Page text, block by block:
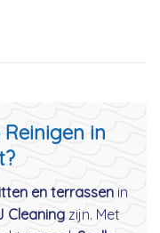
in
en terrassenin
Cleaningzijn. Met